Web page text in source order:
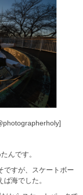
んです。
ですが、スケートボー
海でした。